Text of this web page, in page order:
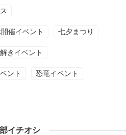
催イベント 七夕まつり
きイベント
ント 恐竜イベント
イチオシ